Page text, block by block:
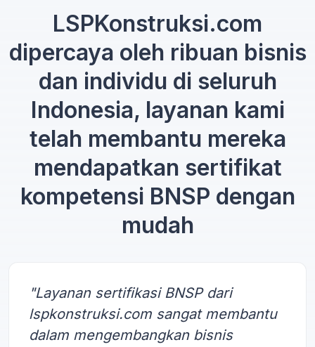
LSPKonstruksi.com
dipercaya oleh ribuan bisnis
dan individu di seluruh
Indonesia, layanan kami
telah membantu mereka
mendapatkan sertifikat
kompetensi BNSP dengan
mudah
"Layanan sertifikasi BNSP dari
lspkonstruksi.com sangat membantu
dalam mengembangkan bisnis